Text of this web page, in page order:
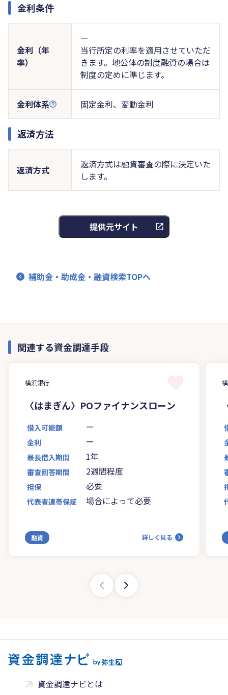
金利条件
金利（年
率）
ー
当行所定の利率を適用させていただ
きます。地公体の制度融資の場合は
制度の定めに準じます。
金利体系 固定金利、変動金利
返済方法
返済方式
返済方式は融資審査の際に決定いた
します。
提供元サイト
補助金・助成金・融資検索TOPへ
関連する資金調達手段
横浜銀行
〈はまぎん〉POファイナンスローン
借入可能額 ー
金利 ー
最長借入期間 1年
審査回答期間 2週間程度
担保 必要
代表者連帯保証 場合によって必要
融資 詳しく見る
資金調達ナビとは